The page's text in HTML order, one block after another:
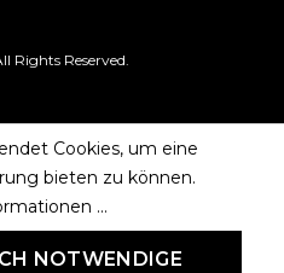
Reserved.
Cookies, um eine
bieten zu können.
...
NOTWENDIGE